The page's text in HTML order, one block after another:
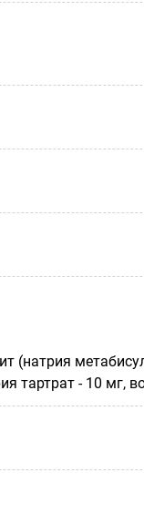
(натрия
тартрат - 10 мг,